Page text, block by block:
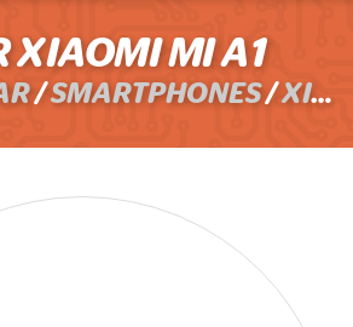
XIAOMI MI A1
/SMARTPHONES/XIAOMI